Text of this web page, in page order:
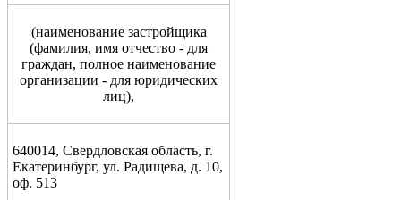
(наименование застройщика
(фамилия, имя отчество - для
граждан, полное наименование
организации - для юридических
лиц),
640014, Свердловская область, г.
Екатеринбург, ул. Радищева, д. 10,
оф. 513